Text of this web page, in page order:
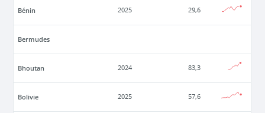
Bénin 2025 29,6
Bermudes
Bhoutan 2024 83,3
Bolivie 2025 57,6